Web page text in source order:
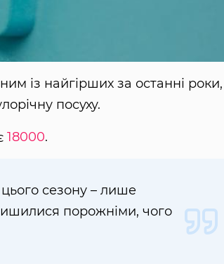
із найгірших за останні роки,
посуху.
18000.
сезону – лише
порожніми, чого